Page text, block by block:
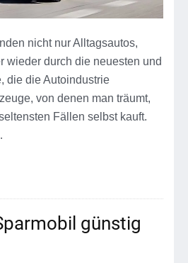
nicht nur Alltagsautos,
wieder durch die neuesten und
die die Autoindustrie
von denen man träumt,
Fällen selbst kauft.
günstig